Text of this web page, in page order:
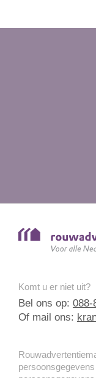
Komt u er niet uit?
Bel ons op: 088-
Of mail ons: